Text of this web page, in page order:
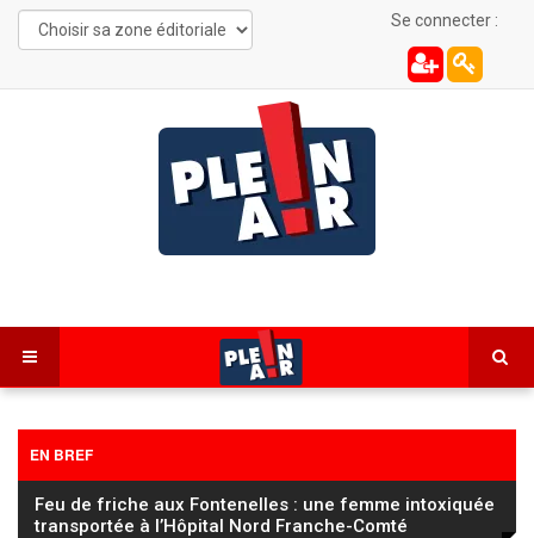
Se connecter :
EN BREF
FC Sochaux Montbéliard : Vincent Hognon lucide
avant d’affronter un Saint‑Étienne « taillé pour la